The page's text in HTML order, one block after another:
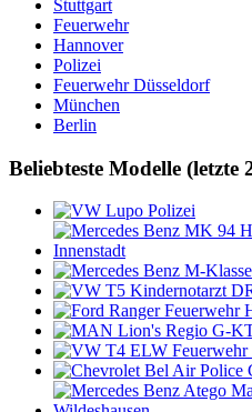
Stuttgart
Feuerwehr
Hannover
Polizei
Feuerwehr Düsseldorf
München
Berlin
Beliebteste Modelle (letzte